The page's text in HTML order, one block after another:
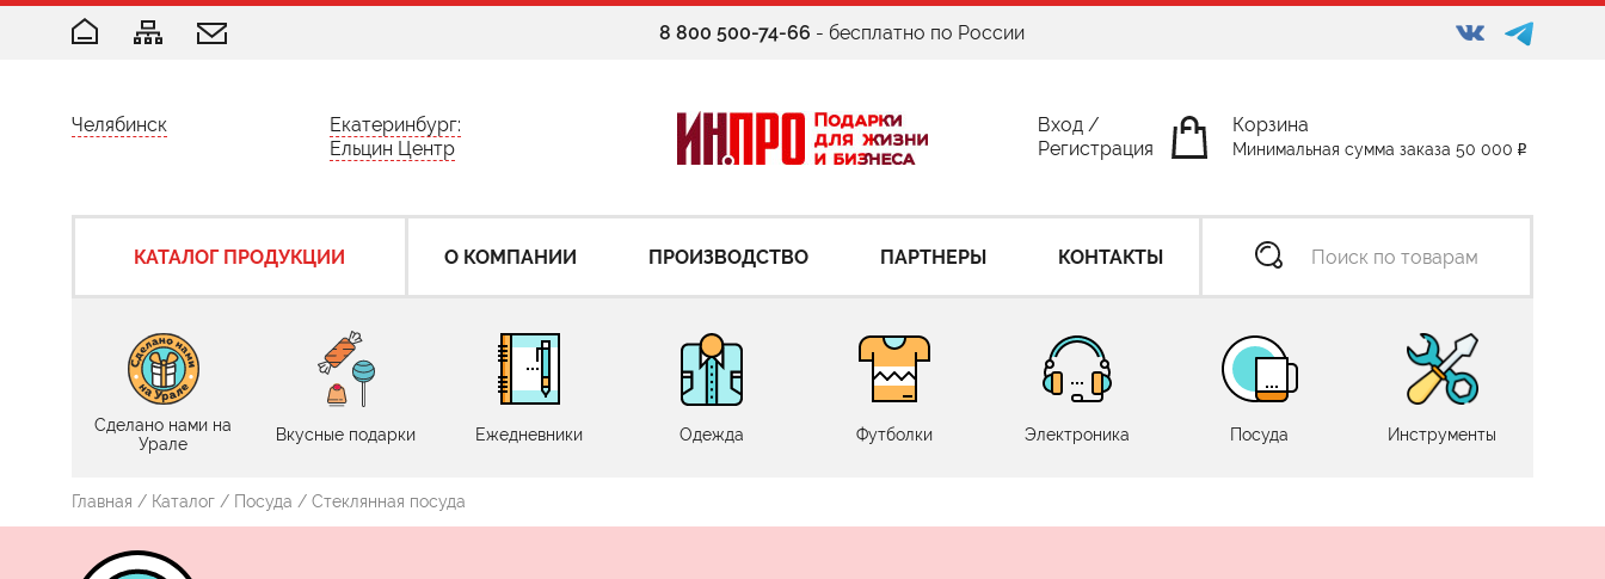
8 800 500-74-66 - бесплатно по России
Челябинск
Екатеринбург:
Ельцин Центр
Вход /
Регистрация
Корзина
Минимальная сумма заказа 50 000
КАТАЛОГ ПРОДУКЦИИ О КОМПАНИИ ПРОИЗВОДСТВО ПАРТНЕРЫ КОНТАКТЫ
Сделано нами на
Урале
Вкусные подарки Ежедневники Одежда Футболки Электроника Посуда Инструменты
Главная / Каталог / Посуда / Стеклянная посуда